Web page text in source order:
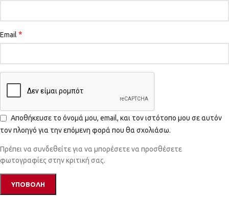
Email *
Αποθήκευσε το όνομά μου, email, και τον ιστότοπο μου σε αυτόν
τον πλοηγό για την επόμενη φορά που θα σχολιάσω.
Πρέπει να συνδεθείτε για να μπορέσετε να προσθέσετε
φωτογραφίες στην κριτική σας.